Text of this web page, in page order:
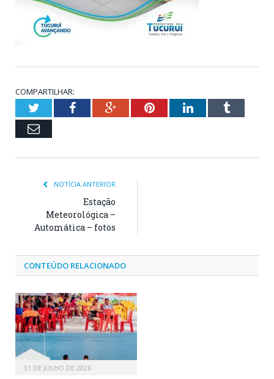
COMPARTILHAR:
TwitterFacebookGoogle+PinterestLinkedInTumblr
Email
NOTÍCIA ANTERIOR
Estação
Meteorológica –
Automática – fotos
CONTEÚDO RELACIONADO
31 DE JULHO DE 2026